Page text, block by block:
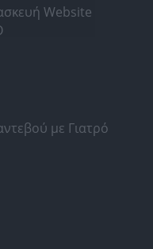
Website
με Γιατρό